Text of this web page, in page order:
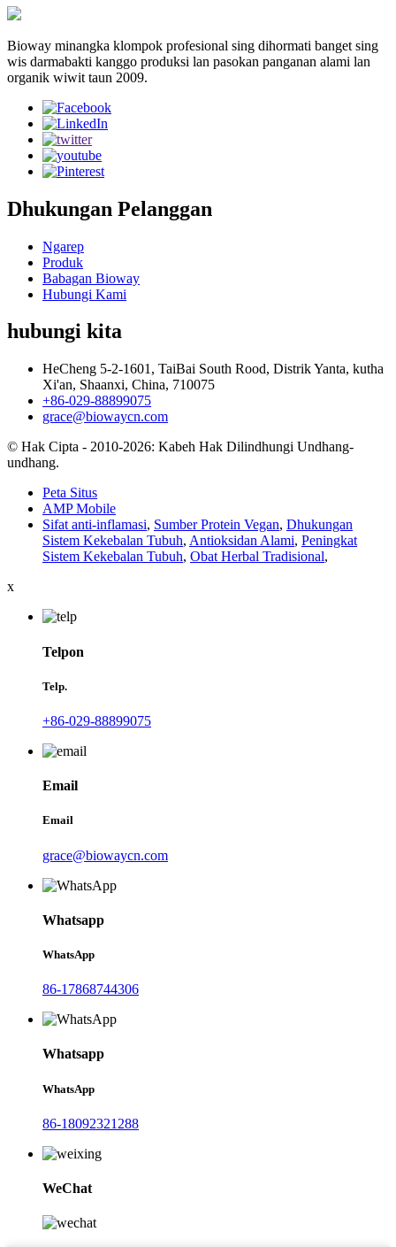
Bioway minangka klompok profesional sing dihormati banget sing
wis darmabakti kanggo produksi lan pasokan panganan alami lan
organik wiwit taun 2009.
Dhukungan Pelanggan
Ngarep
Produk
Babagan Bioway
Hubungi Kami
hubungi kita
HeCheng 5-2-1601, TaiBai South Rood, Distrik Yanta, kutha
Xi'an, Shaanxi, China, 710075
+86-029-88899075
grace@biowaycn.com
© Hak Cipta - 2010-2026: Kabeh Hak Dilindhungi Undhang-
undhang.
Peta Situs
AMP Mobile
Sifat anti-inflamasi, Sumber Protein Vegan, Dhukungan
Sistem Kekebalan Tubuh, Antioksidan Alami, Peningkat
Sistem Kekebalan Tubuh, Obat Herbal Tradisional,
x
Telpon
Telp.
+86-029-88899075
Email
Email
grace@biowaycn.com
Whatsapp
WhatsApp
86-17868744306
Whatsapp
WhatsApp
86-18092321288
WeChat